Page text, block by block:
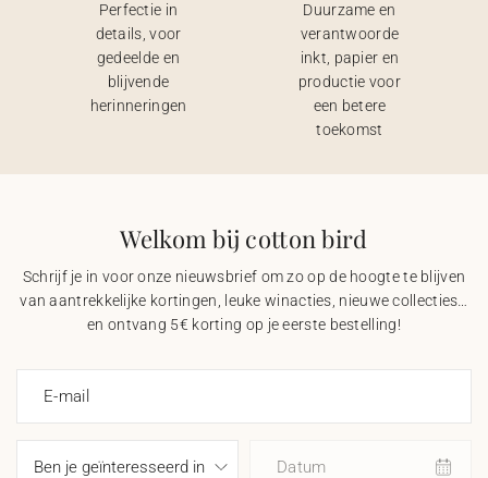
Perfectie in
details, voor
gedeelde en
blijvende
herinneringen
Duurzame en
verantwoorde
inkt, papier en
productie voor
een betere
toekomst
Welkom bij cotton bird
Schrijf je in voor onze nieuwsbrief om zo op de hoogte te blijven
van aantrekkelijke kortingen, leuke winacties, nieuwe collecties…
en ontvang 5€ korting op je eerste bestelling!
E-mail
Datum